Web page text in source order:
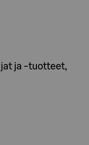
ja -tuotteet,